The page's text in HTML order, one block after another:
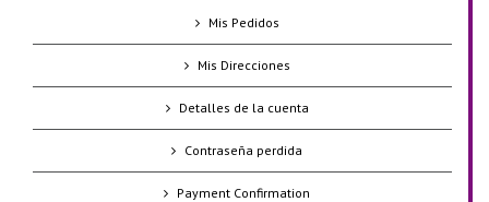
Mis Pedidos
Mis Direcciones
Detalles de la cuenta
Contraseña perdida
Payment Confirmation